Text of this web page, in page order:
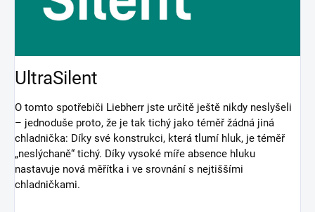
UltraSilent
O tomto spotřebiči Liebherr jste určitě ještě nikdy neslyšeli
– jednoduše proto, že je tak tichý jako téměř žádná jiná
chladnička: Díky své konstrukci, která tlumí hluk, je téměř
„neslýchaně“ tichý. Díky vysoké míře absence hluku
nastavuje nová měřítka i ve srovnání s nejtiššími
chladničkami.